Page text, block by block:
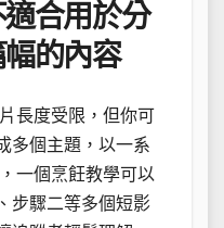
合用於分
的內容
長度受限，但你可
多個主題，以一系
一個烹飪教學可以
步驟二等多個短影